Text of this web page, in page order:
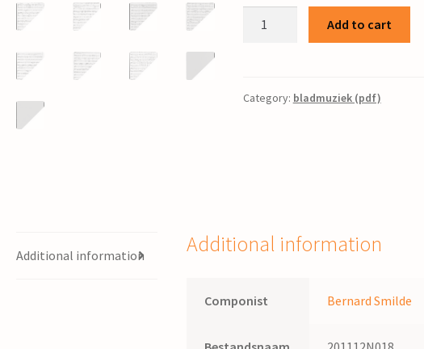
kantate
altsolo,
oargel
Bernard
Add to cart
Category: bladmuziek (pdf)
Additional information Additional information
Componist Bernard Smilde